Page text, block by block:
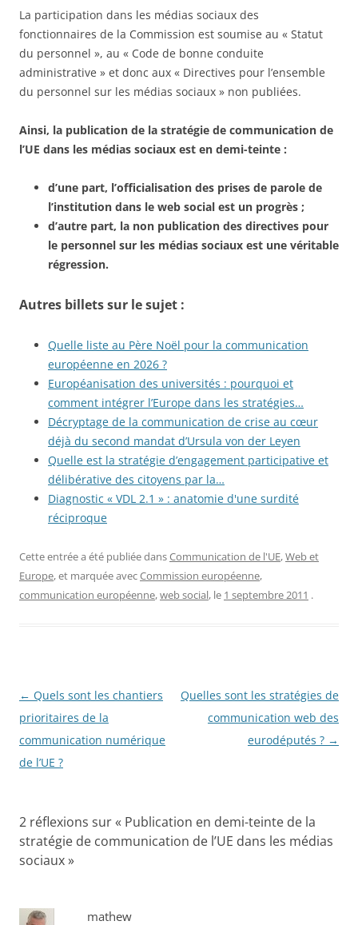
La participation dans les médias sociaux des
fonctionnaires de la Commission est soumise au « Statut
du personnel », au « Code de bonne conduite
administrative » et donc aux « Directives pour l’ensemble
du personnel sur les médias sociaux » non publiées.
Ainsi, la publication de la stratégie de communication de
l’UE dans les médias sociaux est en demi-teinte :
d’une part, l’officialisation des prises de parole de
l’institution dans le web social est un progrès ;
d’autre part, la non publication des directives pour
le personnel sur les médias sociaux est une véritable
régression.
Autres billets sur le sujet :
Quelle liste au Père Noël pour la communication
européenne en 2026 ?
Européanisation des universités : pourquoi et
comment intégrer l’Europe dans les stratégies…
Décryptage de la communication de crise au cœur
déjà du second mandat d’Ursula von der Leyen
Quelle est la stratégie d’engagement participative et
délibérative des citoyens par la…
Diagnostic « VDL 2.1 » : anatomie d'une surdité
réciproque
Cette entrée a été publiée dansCommunication de l'UE,Web et
Europe, et marquée avecCommission européenne,
communication européenne,web social, le 1 septembre 2011 .
Navigation
des
articles
← Quels sont les chantiers
prioritaires de la
communication numérique
de l’UE ?
Quelles sont les stratégies de
communication web des
eurodéputés ? →
2 réflexions sur « Publication en demi-teinte de la
stratégie de communication de l’UE dans les médias
sociaux»
mathew